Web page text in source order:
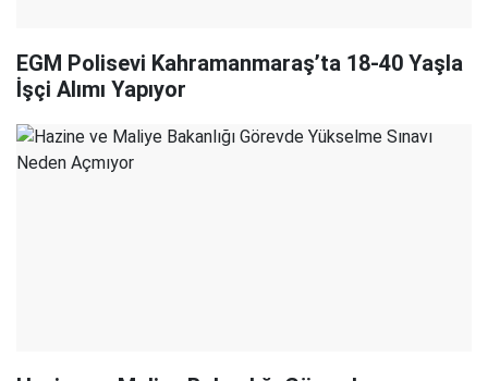
EGM Polisevi Kahramanmaraş’ta 18-40 Yaşla
İşçi Alımı Yapıyor